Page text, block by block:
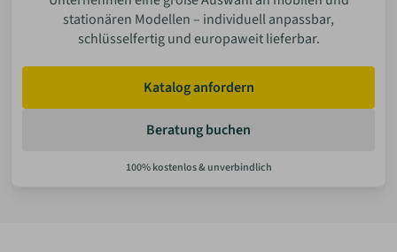
stationären Modellen – individuell anpassbar,
schlüsselfertig und europaweit lieferbar.
Katalog anfordern
Beratung buchen